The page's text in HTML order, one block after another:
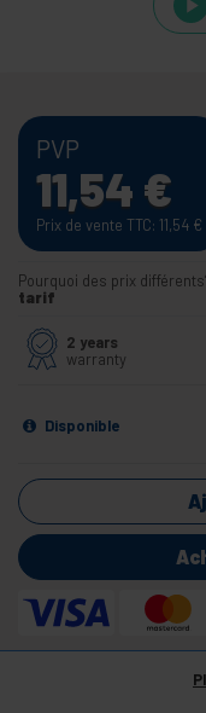
PVP
11,54 €
Prix de vente TTC: 11,54 €
Pourquoi des prix
tarif
2 years
warranty
Disponible